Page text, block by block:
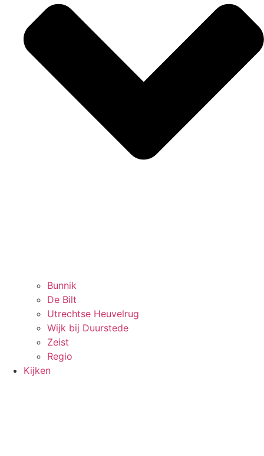
Bunnik
De Bilt
Utrechtse Heuvelrug
Wijk bij Duurstede
Zeist
Regio
Kijken